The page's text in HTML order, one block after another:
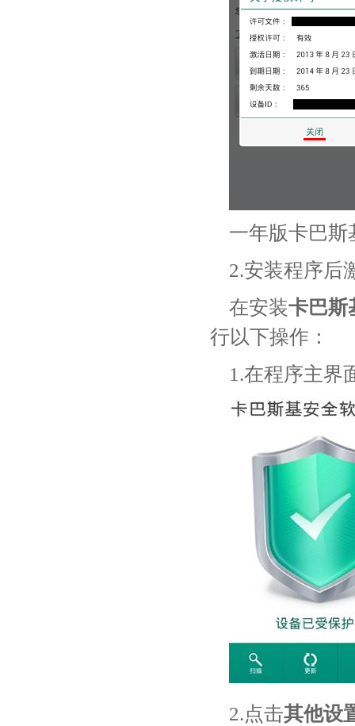
一年版卡巴
2.安装程序后
在安装卡巴斯
行以下操作：
1.在程序主界
2.点击其他设